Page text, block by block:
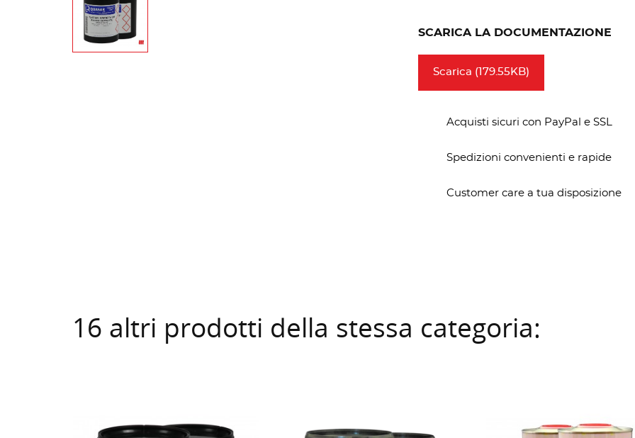
SCARICA LA DOCUMENTAZIONE
Scarica (179.55KB)
Acquisti sicuri con PayPal e SSL
Spedizioni convenienti e rapide
Customer care a tua disposizione
16 altri prodotti della stessa categoria: